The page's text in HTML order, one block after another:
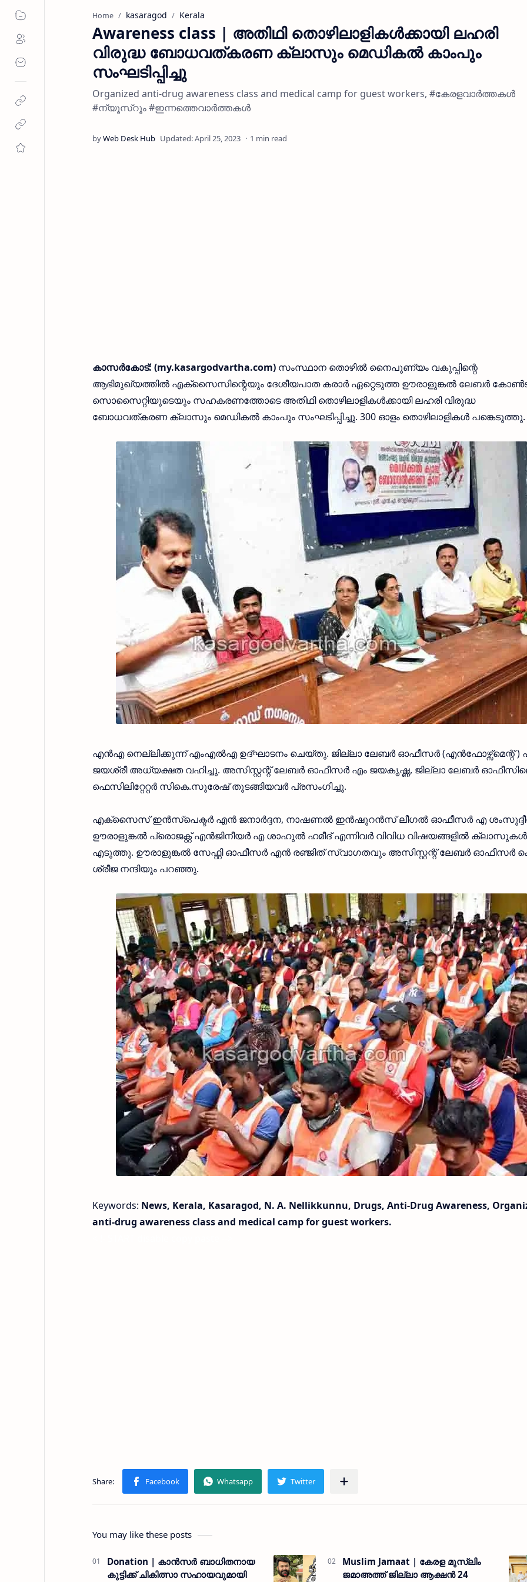
Home kasaragod Kerala
Awareness class | അതിഥി തൊഴിലാളികള്‍ക്കായി ലഹരി
വിരുദ്ധ ബോധവത്കരണ ക്ലാസും മെഡികല്‍ കാംപും
സംഘടിപ്പിച്ചു
Organized anti-drug awareness class and medical camp for guest workers, #കേരളവാർത്തകൾ
#ന്യൂസ്റൂം #ഇന്നത്തെവാർത്തകൾ
1 min read
കാസര്‍കോട്: (my.kasargodvartha.com) സംസ്ഥാന തൊഴില്‍ നൈപുണ്യം വകുപ്പിന്റെ
ആഭിമുഖ്യത്തില്‍ എക്‌സൈസിന്റെയും ദേശീയപാത കരാര്‍ ഏറ്റെടുത്ത ഊരാളുങ്കല്‍ ലേബര്‍
സൊസൈറ്റിയുടെയും സഹകരണത്തോടെ അതിഥി തൊഴിലാളികള്‍ക്കായി ലഹരി വിരുദ്ധ
ബോധവത്കരണ ക്ലാസും മെഡികല്‍ കാംപും സംഘടിപ്പിച്ചു. 300 ഓളം തൊഴിലാളികള്‍ പങ്കെടുത്തു.
എന്‍എ നെല്ലിക്കുന്ന് എംഎല്‍എ ഉദ്ഘാടനം ചെയ്തു. ജില്ലാ ലേബര്‍ ഓഫീസര്‍ (എന്‍ഫോഴ്സ്മെന്റ് )
ജയശ്രീ അധ്യക്ഷത വഹിച്ചു. അസിസ്റ്റന്റ് ലേബര്‍ ഓഫീസര്‍ എം ജയകൃഷ്ണ, ജില്ലാ ലേബര്‍
ഫെസിലിറ്റേറ്റര്‍ സികെ.സുരേഷ് തുടങ്ങിയവര്‍ പ്രസംഗിച്ചു.
എക്സൈസ് ഇന്‍സ്പെക്ടര്‍ എന്‍ ജനാര്‍ദ്ദന, നാഷണല്‍ ഇന്‍ഷുറന്‍സ് ലീഗല്‍ ഓഫീസര്‍ എ
ഊരാളുങ്കല്‍ പ്രൊജക്റ്റ് എന്‍ജിനീയര്‍ എ ശാഹുല്‍ ഹമീദ് എന്നിവര്‍ വിവിധ വിഷയങ്ങളില്‍ ക്ലാസുകള്‍
എടുത്തു. ഊരാളുങ്കല്‍ സേഫ്റ്റി ഓഫീസര്‍ എന്‍ രഞ്ജിത് സ്വാഗതവും അസിസ്റ്റന്റ് ലേബര്‍ ഓഫീസര്‍
ശ്രീജ നന്ദിയും പറഞ്ഞു.
Keywords: News, Kerala, Kasaragod, N. A. Nellikkunnu, Drugs, Anti-Drug Awareness,
anti-drug awareness class and medical camp for guest workers.
You may like these posts
Donation | കാൻസർ ബാധിതനായ
കുട്ടിക്ക് ചികിത്സാ സഹായവുമായി
Muslim Jamaat | കേരള മുസ്ലിം
ജമാഅത്ത് ജില്ലാ ആക്ഷന്‍ 24